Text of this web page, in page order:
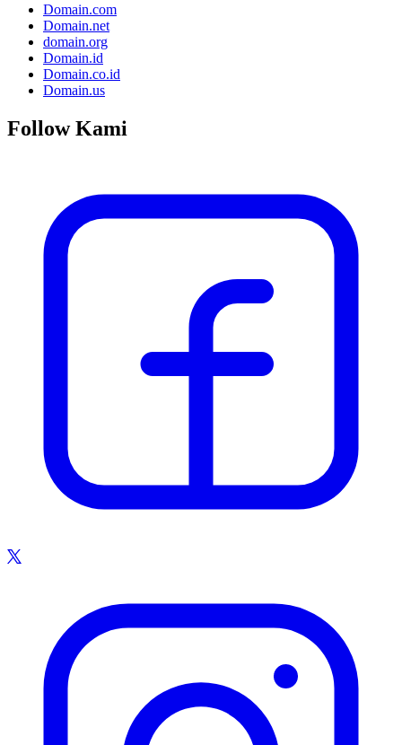
Domain.com
Domain.net
domain.org
Domain.id
Domain.co.id
Domain.us
Follow Kami